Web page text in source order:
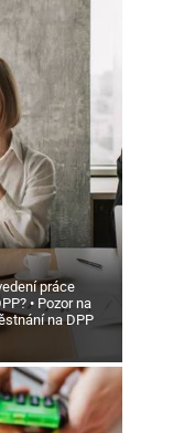
práce
Pozor na
na DPP